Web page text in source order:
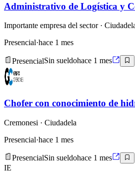
Administrativo de Logística y
Importante empresa del sector·
Presencial·hace 1 mes
PresencialSin sueldohace 1 mes
Chofer con conocimiento de
Cremonesi · Ciudadela
Presencial·hace 1 mes
PresencialSin sueldohace 1 mes
IE